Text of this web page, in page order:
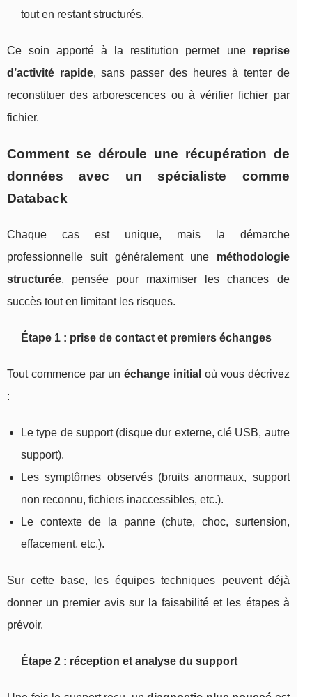
tout en restant structurés.
Ce soin apporté à la restitution permet une reprise
d’activité rapide, sans passer des heures à tenter de
reconstituer des arborescences ou à vérifier fichier par
fichier.
Comment se déroule une récupération de
données avec un spécialiste comme
Databack
Chaque cas est unique, mais la démarche
professionnelle suit généralement une méthodologie
structurée, pensée pour maximiser les chances de
succès tout en limitant les risques.
Étape 1 : prise de contact et premiers échanges
Tout commence par unéchange initial où vous décrivez
:
Le type de support (disque dur externe, clé USB, autre
support).
Les symptômes observés (bruits anormaux, support
non reconnu, fichiers inaccessibles, etc.).
Le contexte de la panne (chute, choc, surtension,
effacement, etc.).
Sur cette base, les équipes techniques peuvent déjà
donner un premier avis sur la faisabilité et les étapes à
prévoir.
Étape 2 : réception et analyse du support